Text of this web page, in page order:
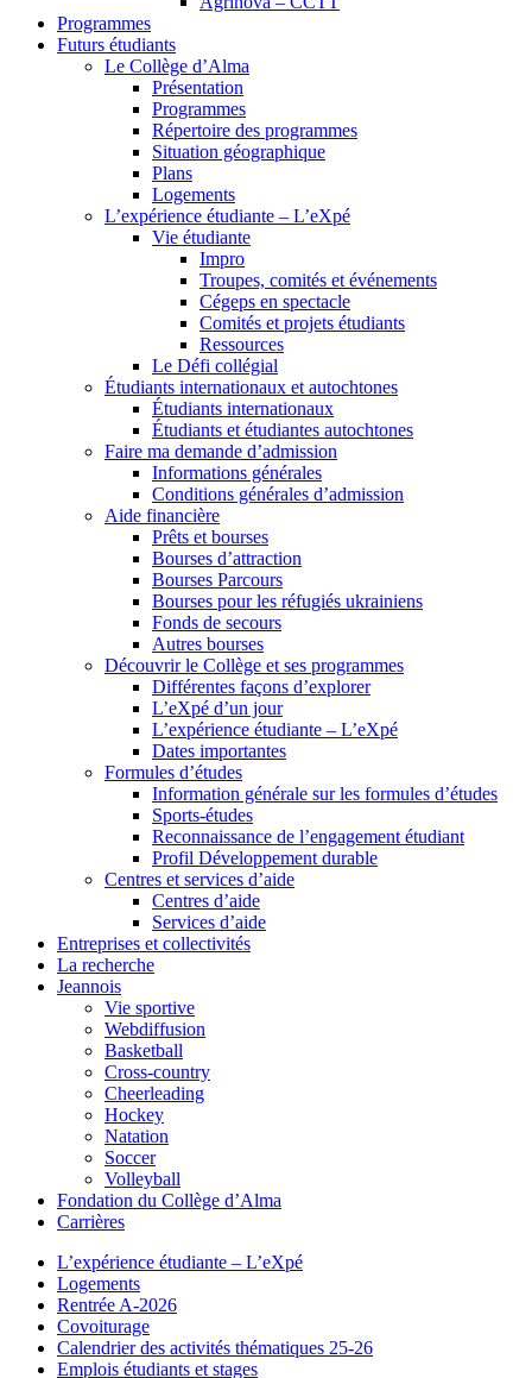
Programmes
Futurs étudiants
Le Collège d’Alma
Présentation
Programmes
Répertoire des programmes
Situation géographique
Plans
Logements
L’expérience étudiante – L’eXpé
Vie étudiante
Impro
Troupes, comités et événements
Cégeps en spectacle
Comités et projets étudiants
Ressources
Le Défi collégial
Étudiants internationaux et autochtones
Étudiants internationaux
Étudiants et étudiantes autochtones
Faire ma demande d’admission
Informations générales
Conditions générales d’admission
Aide financière
Prêts et bourses
Bourses d’attraction
Bourses Parcours
Bourses pour les réfugiés ukrainiens
Fonds de secours
Autres bourses
Découvrir le Collège et ses programmes
Différentes façons d’explorer
L’eXpé d’un jour
L’expérience étudiante – L’eXpé
Dates importantes
Formules d’études
Information générale sur les formules d’études
Sports-études
Reconnaissance de l’engagement étudiant
Profil Développement durable
Centres et services d’aide
Centres d’aide
Services d’aide
Entreprises et collectivités
La recherche
Jeannois
Vie sportive
Webdiffusion
Basketball
Cross-country
Cheerleading
Hockey
Natation
Soccer
Volleyball
Fondation du Collège d’Alma
Carrières
L’expérience étudiante – L’eXpé
Logements
Rentrée A-2026
Covoiturage
Calendrier des activités thématiques 25-26
Emplois étudiants et stages